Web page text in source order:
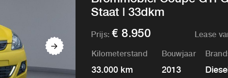
Staat | 33dkm
Prijs: € 8.950 Lease
Kilometerstand
33.000 km
Bouwjaar
2013